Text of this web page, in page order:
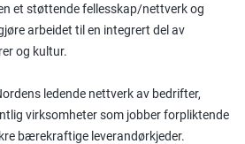
et støttende fellesskap/nettverk og
arbeidet til en integrert del av
og kultur.
ledende nettverk av bedrifter,
virksomheter som jobber forpliktende
bærekraftige leverandørkjeder.